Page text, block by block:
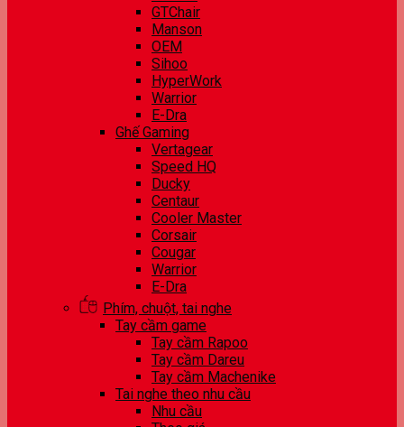
GTChair
Manson
OEM
Sihoo
HyperWork
Warrior
E-Dra
Ghế Gaming
Vertagear
Speed HQ
Ducky
Centaur
Cooler Master
Corsair
Cougar
Warrior
E-Dra
Phím, chuột, tai nghe
Tay cầm game
Tay cầm Rapoo
Tay cầm Dareu
Tay cầm Machenike
Tai nghe theo nhu cầu
Nhu cầu